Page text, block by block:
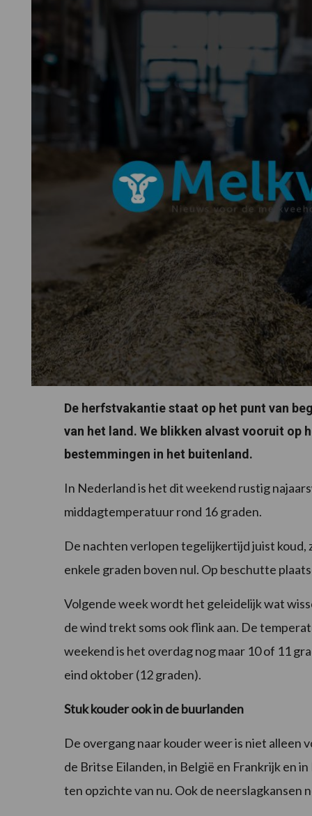
De herfstvakantie staat op het punt van
van het land. We blikken alvast vooruit op
bestemmingen in het buitenland.
In Nederland is het dit weekend rustig
middagtemperatuur rond 16 graden.
De nachten verlopen tegelijkertijd juist
enkele graden boven nul. Op beschutte
Volgende week wordt het geleidelijk wat
de wind trekt soms ook flink aan. De
weekend is het overdag nog maar 10 of 11
eind oktober (12 graden).
Stuk kouder ook in de buurlanden
De overgang naar kouder weer is niet alleen
de Britse Eilanden, in België en Frankrijk en
ten opzichte van nu. Ook de neerslagkansen